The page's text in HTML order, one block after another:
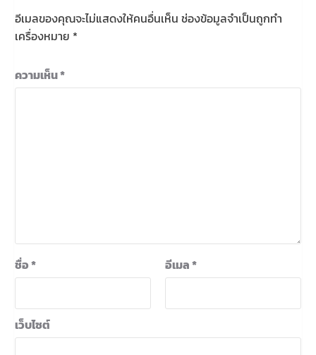
อีเมลของคุณจะไม่แสดงให้คนอื่นเห็น ช่องข้อมูลจำเป็นถูกทำ
เครื่องหมาย *
ความเห็น*
ชื่อ* อีเมล*
เว็บไซต์